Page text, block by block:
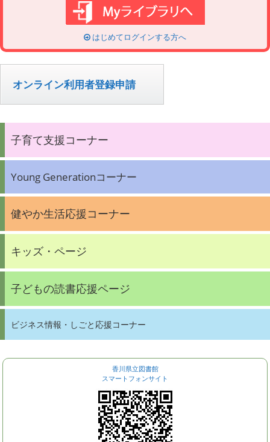
はじめてログインする方へ
オンライン利用者登録申請
子育て支援コーナー
Young Generationコーナー
健やか生活応援コーナー
キッズ・ページ
子どもの読書応援ページ
ビジネス情報・しごと応援コーナー
香川県立図書館
スマートフォンサイト